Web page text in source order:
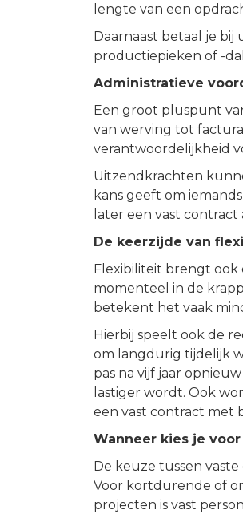
lengte van een
Daarnaast betaal je
productiepieken of -
Administratieve
Een groot pluspunt
van werving tot
verantwoordelijkheid
Uitzendkrachten
kans geeft om
later een vast contract
De keerzijde van
Flexibiliteit brengt
momenteel in de
betekent het vaak
Hierbij speelt ook de
om langdurig tijdelijk
pas na vijf jaar
lastiger wordt. Ook
een vast contract met
Wanneer kies je
De keuze tussen
Voor kortdurende of
projecten is vast